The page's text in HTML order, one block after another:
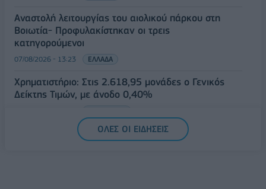
Αναστολή λειτουργίας του αιολικού πάρκου στη
Βοιωτία- Προφυλακίστηκαν οι τρεις
κατηγορούμενοι
07/08/2026 - 13:23 ΕΛΛΑΔΑ
Χρηματιστήριο: Στις 2.618,95 μονάδες ο Γενικός
Δείκτης Τιμών, με άνοδο 0,40%
ΟΛΕΣ ΟΙ ΕΙΔΗΣΕΙΣ